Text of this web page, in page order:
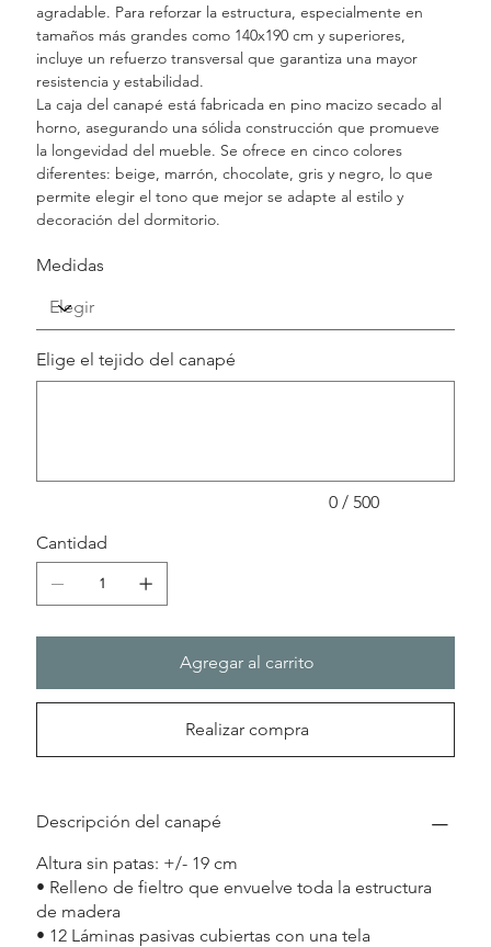
agradable. Para reforzar la estructura, especialmente en
tamaños más grandes como 140x190 cm y superiores,
incluye un refuerzo transversal que garantiza una mayor
resistencia y estabilidad.
La caja del canapé está fabricada en pino macizo secado al
horno, asegurando una sólida construcción que promueve
la longevidad del mueble. Se ofrece en cinco colores
diferentes: beige, marrón, chocolate, gris y negro, lo que
permite elegir el tono que mejor se adapte al estilo y
decoración del dormitorio.
Medidas
Elige el tejido del canapé
0 / 500
Cantidad
Agregar al carrito
Realizar compra
Descripción del canapé
Altura sin patas: +/- 19 cm
• Relleno de fieltro que envuelve toda la estructura
de madera
• 12 Láminas pasivas cubiertas con una tela